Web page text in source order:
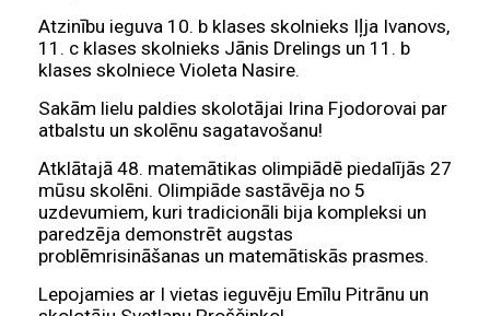
Atzinību ieguva 10. b klases skolnieks Iļja Ivanovs,
11. c klases skolnieks Jānis Drelings un 11. b
klases skolniece Violeta Nasire.
Sakām lielu paldies skolotājai Irina Fjodorovai par
atbalstu un skolēnu sagatavošanu!
Atklātajā 48. matemātikas olimpiādē piedalījās 27
mūsu skolēni. Olimpiāde sastāvēja no 5
uzdevumiem, kuri tradicionāli bija kompleksi un
paredzēja demonstrēt augstas
problēmrisināšanas un matemātiskās prasmes.
Lepojamies ar I vietas ieguvēju Emīlu Pitrānu un